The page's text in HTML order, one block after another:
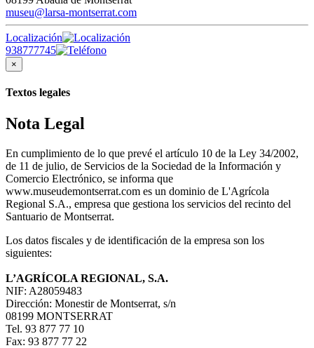
museu@larsa-montserrat.com
Localización
938777745
×
Textos legales
Nota Legal
En cumplimiento de lo que prevé el artículo 10 de la Ley 34/2002,
de 11 de julio, de Servicios de la Sociedad de la Información y
Comercio Electrónico, se informa que
www.museudemontserrat.com es un dominio de L'Agrícola
Regional S.A., empresa que gestiona los servicios del recinto del
Santuario de Montserrat.
Los datos fiscales y de identificación de la empresa son los
siguientes:
L’AGRÍCOLA REGIONAL, S.A.
NIF: A28059483
Dirección: Monestir de Montserrat, s/n
08199 MONTSERRAT
Tel. 93 877 77 10
Fax: 93 877 77 22